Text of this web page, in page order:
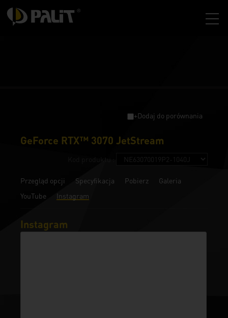
+Dodaj do porównania
GeForce RTX™ 3070 JetStream
Przegląd opcji Specyfikacja Pobierz
Galeria
YouTube
Instagram
Instagram